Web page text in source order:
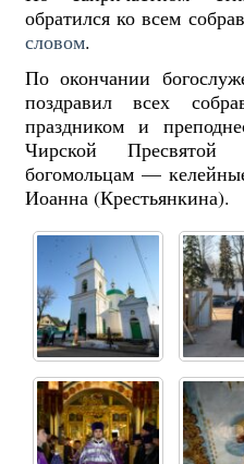
обратился ко всем
словом.
По окончании
поздравил всех
праздником и
Чирской
богомольцам —
Иоанна (Крестьянкина).